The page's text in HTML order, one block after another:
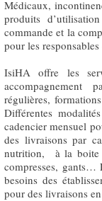
Médicaux,
produits
commande et la
pour les responsables
IsiHA offre les
accompagnement
régulières,
Différentes
cadencier mensuel
des livraisons par
nutrition, à la boite
compresses, gants…
besoins des
pour des livraisons